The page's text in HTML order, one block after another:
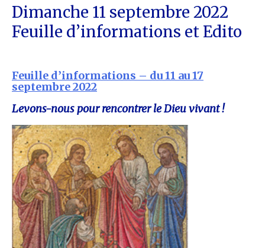
Dimanche 11 septembre 2022
Feuille d’informations et Edito
Feuille d’informations – du 11 au 17
septembre 2022
Levons-nous pour rencontrer le Dieu vivant !